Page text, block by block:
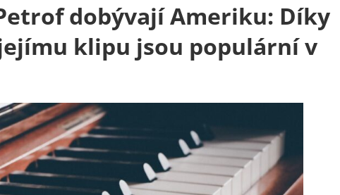
dobývají Ameriku: Díky
klipu jsou populární v